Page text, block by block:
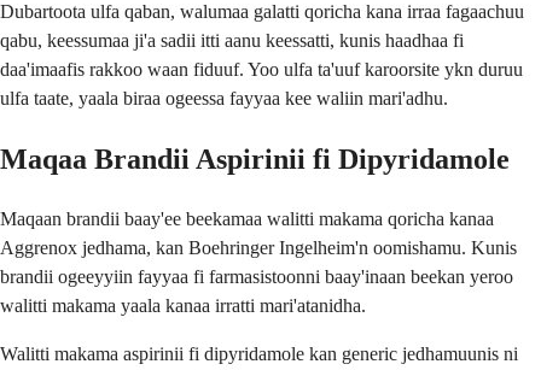
Dubartoota ulfa qaban, walumaa galatti qoricha kana irraa fagaachuu
qabu, keessumaa ji'a sadii itti aanu keessatti, kunis haadhaa fi
daa'imaafis rakkoo waan fiduuf. Yoo ulfa ta'uuf karoorsite ykn duruu
ulfa taate, yaala biraa ogeessa fayyaa kee waliin mari'adhu.
Maqaa Brandii Aspirinii fi Dipyridamole
Maqaan brandii baay'ee beekamaa walitti makama qoricha kanaa
Aggrenox jedhama, kan Boehringer Ingelheim'n oomishamu. Kunis
brandii ogeeyyiin fayyaa fi farmasistoonni baay'inaan beekan yeroo
walitti makama yaala kanaa irratti mari'atanidha.
Walitti makama aspirinii fi dipyridamole kan generic jedhamuunis ni